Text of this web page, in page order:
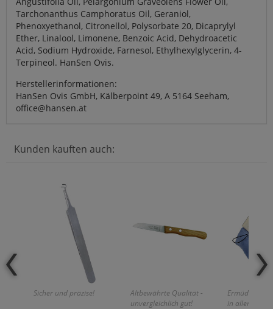
Tarchonanthus Camphoratus Oil, Geraniol,
Phenoxyethanol, Citronellol, Polysorbate 20, Dicaprylyl
Ether, Linalool, Limonene, Benzoic Acid, Dehydroacetic
Acid, Sodium Hydroxide, Farnesol, Ethylhexylglycerin, 4-
Terpineol. HanSen Ovis.
Herstellerinformationen:
HanSen Ovis GmbH, Kälberpoint 49, A 5164 Seeham,
office@hansen.at
Kunden kauften auch:
Sicher und präzise!
Altbewährte Qualität -
unvergleichlich gut!
in allen